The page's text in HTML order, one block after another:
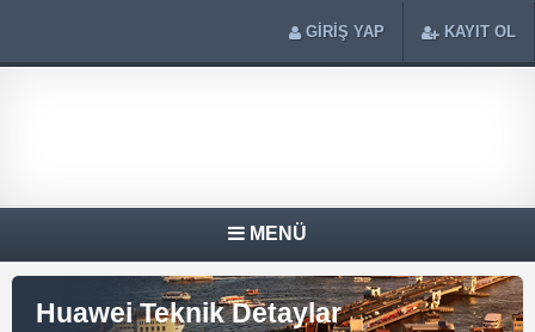
GİRİŞ YAP KAYIT OL
MENÜ
Huawei Teknik Detaylar